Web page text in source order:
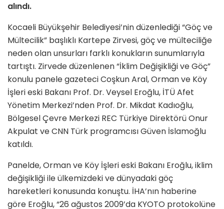
alındı.
Kocaeli Büyükşehir Belediyesi’nin düzenlediği “Göç ve
Mültecilik” başlıklı Kartepe Zirvesi, göç ve mülteciliğe
neden olan unsurları farklı konukların sunumlarıyla
tartıştı. Zirvede düzenlenen “İklim Değişikliği ve Göç”
konulu panele gazeteci Coşkun Aral, Orman ve Köy
İşleri eski Bakanı Prof. Dr. Veysel Eroğlu, İTÜ Afet
Yönetim Merkezi’nden Prof. Dr. Mikdat Kadıoğlu,
Bölgesel Çevre Merkezi REC Türkiye Direktörü Onur
Akpulat ve CNN Türk programcısı Güven İslamoğlu
katıldı.
Panelde, Orman ve Köy İşleri eski Bakanı Eroğlu, iklim
değişikliği ile ülkemizdeki ve dünyadaki göç
hareketleri konusunda konuştu. İHA’nın haberine
göre Eroğlu, “26 ağustos 2009’da KYOTO protokolüne